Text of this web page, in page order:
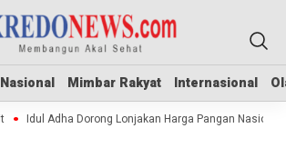
Nasional Mimbar Rakyat Internasional
Nasional Mimbar Rakyat Internasional
Idul Adha Dorong Lonjakan Harga Pangan Nasional